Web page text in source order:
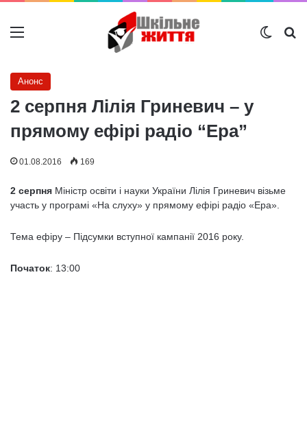
Меню
Анонс
2 серпня Лілія Гриневич – у
прямому ефірі радіо “Ера”
01.08.2016 169
2 серпня Міністр освіти і науки України Лілія Гриневич візьме
участь у програмі «На слуху» у прямому ефірі радіо «Ера».
Тема ефіру – Підсумки вступної кампанії 2016 року.
Початок: 13:00